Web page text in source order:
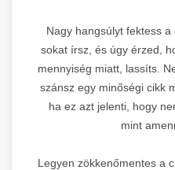
Nagy hangsúlyt fektess
sokat írsz, és úgy érzed,
mennyiség miatt, lassíts.
szánsz egy minőségi cikk
ha ez azt jelenti, hogy
mint
Legyen zökkenőmentes a